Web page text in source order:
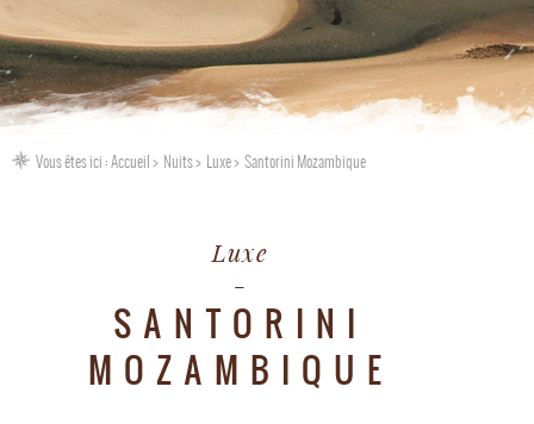
Vous êtes ici :Accueil Nuits Luxe Santorini Mozambique
Luxe
SANTORINI
MOZAMBIQUE